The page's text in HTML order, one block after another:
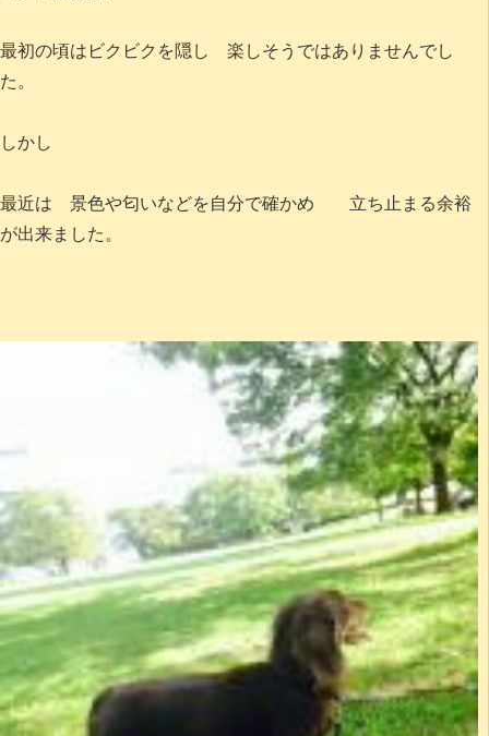
最初の頃はビクビクを隠し 楽しそうではありませんでし
た。
しかし
最近は 景色や匂いなどを自分で確かめ 立ち止まる余裕
が出来ました。